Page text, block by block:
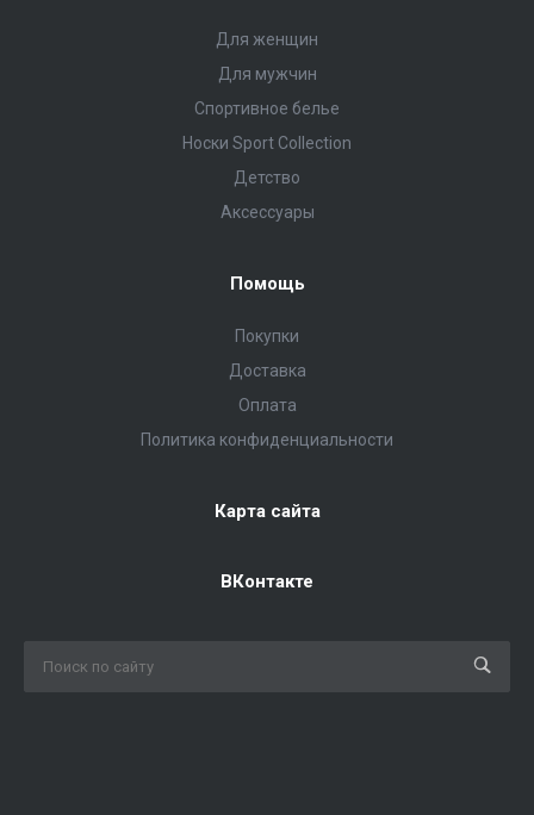
Для женщин
Для мужчин
Спортивное белье
Носки Sport Collection
Детство
Аксессуары
Помощь
Покупки
Доставка
Оплата
Политика конфиденциальности
Карта сайта
ВКонтакте